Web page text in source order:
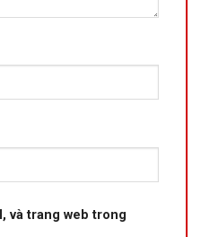
và trang web trong